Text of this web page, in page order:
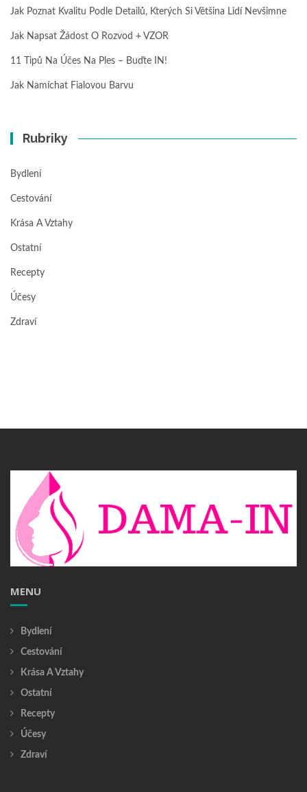
Jak Poznat Kvalitu Podle Detailů, Kterých Si Většina Lidí Nevšimne
Jak Napsat Žádost O Rozvod + VZOR
11 Tipů Na Účes Na Ples – Buďte IN!
Jak Namíchat Fialovou Barvu
Rubriky
Bydlení
Cestování
Krása A Vztahy
Ostatní
Recepty
Účesy
Zdraví
MENU
Bydlení
Cestování
Krása A Vztahy
Ostatní
Recepty
Účesy
Zdraví